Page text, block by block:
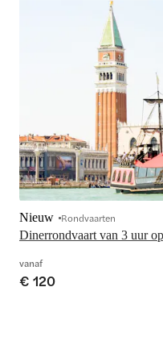
Dinerrondvaart van 3 uur
Nieuw Rondvaarten
vanaf
€ 120